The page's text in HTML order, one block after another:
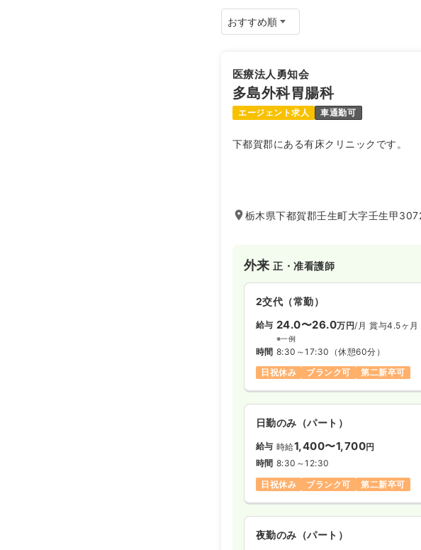
医療法人勇知会
多島外科胃腸科
エージェント求人 車通勤可
下都賀郡にある有床クリニックです。
栃木県下都賀郡壬生町大字壬生甲
外来正・准看護師
2交代（常勤）
給与 24.0〜26.0万円/月 賞与4.5ヶ月
※一例
時間 8:30～17:30 （休憩60分）
日祝休み
ブランク可 第二新卒可
日勤のみ（パート）
給与 時給1,400〜1,700円
時間 8:30～12:30
日祝休み
ブランク可 第二新卒可
夜勤のみ（パート）